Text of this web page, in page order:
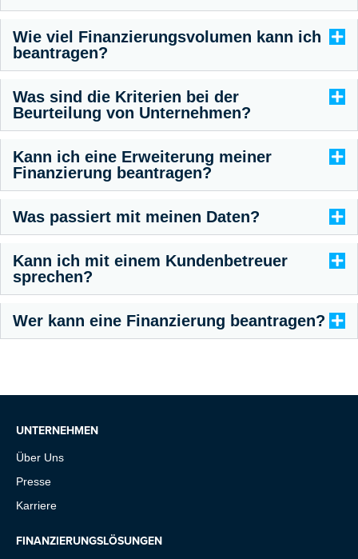
Wie viel Finanzierungsvolumen kann ich
beantragen?
Was sind die Kriterien bei der
Beurteilung von Unternehmen?
Kann ich eine Erweiterung meiner
Finanzierung beantragen?
Was passiert mit meinen Daten?
Kann ich mit einem Kundenbetreuer
sprechen?
Wer kann eine Finanzierung beantragen?
UNTERNEHMEN
Über Uns
Presse
Karriere
FINANZIERUNGSLÖSUNGEN